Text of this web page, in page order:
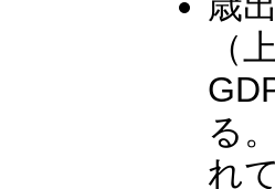
（
る
れ